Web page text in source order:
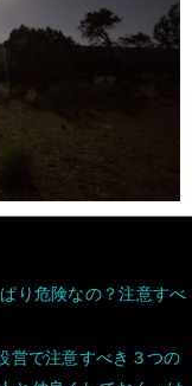
り危険なの？注意すべ
営で注意すべき３つの